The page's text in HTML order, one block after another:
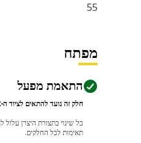
55
מפתח
התאמת מפעל
חלק זה נועד להתאים לציוד ה-Cat שלך בהתבסס על מפרטי היצרן.
תאימות לכל החלקים.